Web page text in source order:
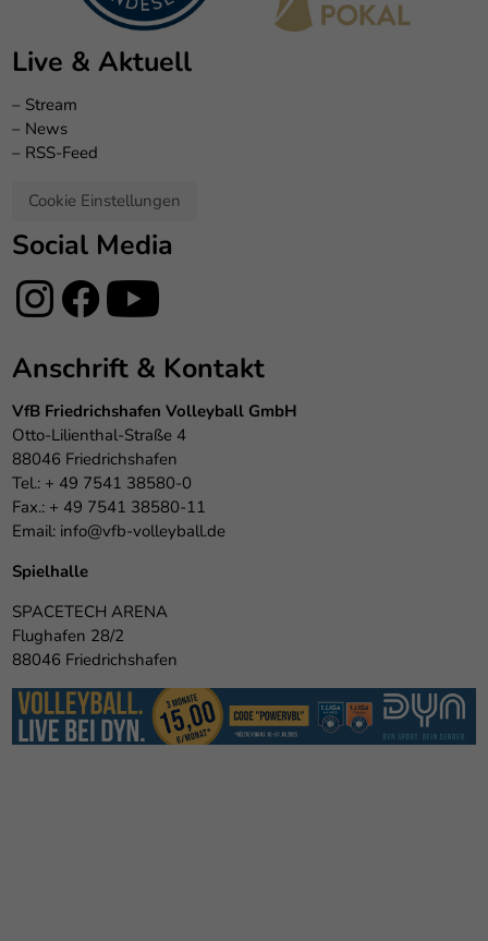
Live & Aktuell
– Stream
– News
– RSS-Feed
Cookie Einstellungen
Social Media
Anschrift & Kontakt
VfB Friedrichshafen Volleyball GmbH
Otto-Lilienthal-Straße 4
88046 Friedrichshafen
Tel.: + 49 7541 38580-0
Fax.: + 49 7541 38580-11
Email: info@vfb-volleyball.de
Spielhalle
SPACETECH ARENA
Flughafen 28/2
88046 Friedrichshafen